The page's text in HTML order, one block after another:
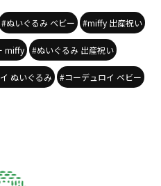
#ぬいぐるみ ベビー #miffy 出産祝い
miffy #ぬいぐるみ 出産祝い
ぬいぐるみ #コーデュロイ ベビー